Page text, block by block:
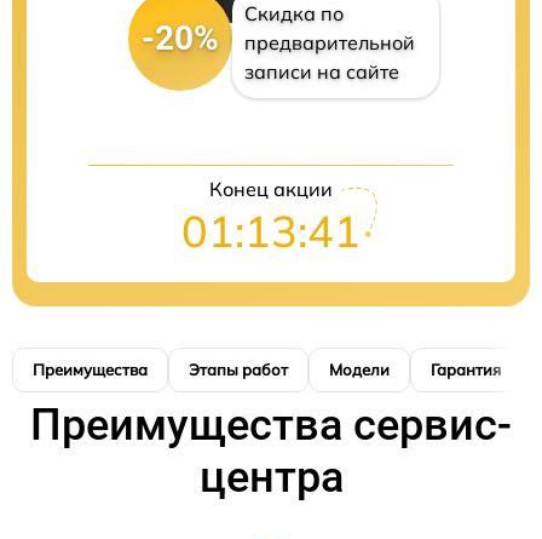
-20%
Скидка по
предварительной
записи на сайте
Конец акции
01:13:40
Преимущества Этапы работ Модели Гарантия
Преимущества сервис-
центра